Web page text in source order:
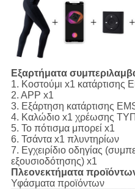
Εξαρτήματα
1. Κοστούμι x1 κατάρτισης
2. APP x1
3. Εξάρτηση κατάρτισης
4. Καλώδιο x1 χρέωσης
5. Το πότισμα μπορεί x1
6. Τσάντα x1 πλυντηρίων
7. Εγχειρίδιο οδηγίας
εξουσιοδότησης) x1
Πλεονεκτήματα
Υφάσματα προϊόντων